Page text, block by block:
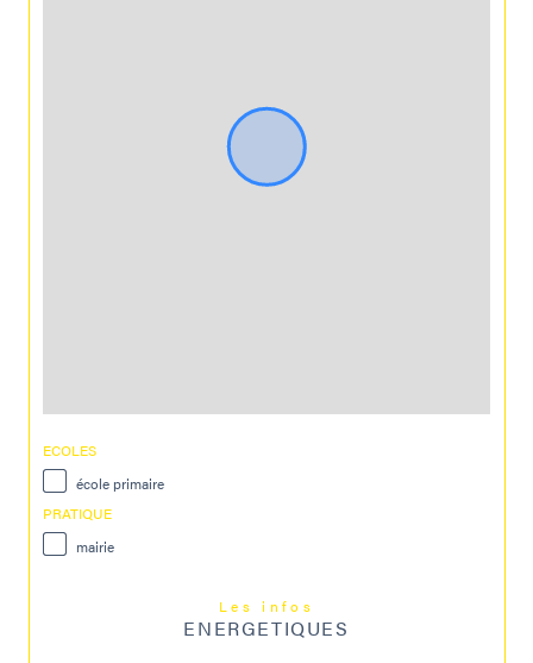
ECOLES
école primaire
PRATIQUE
mairie
Les infos
ENERGETIQUES